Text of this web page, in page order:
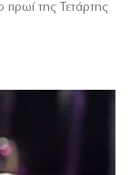
πρωί της Τετάρτης